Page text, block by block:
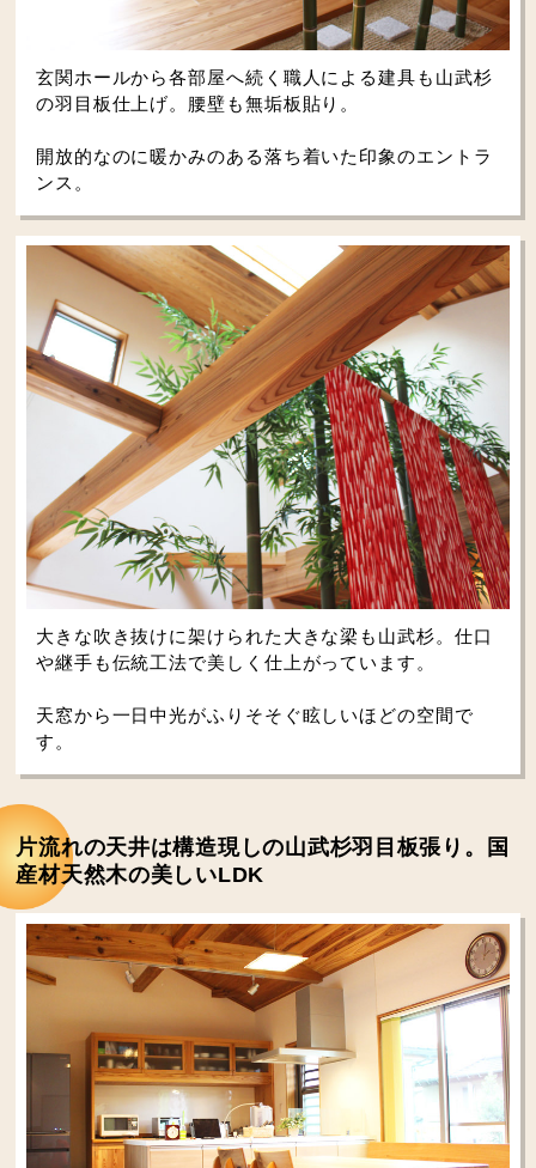
玄関ホールから各部屋へ続く職人による建具も山武杉
の羽目板仕上げ。腰壁も無垢板貼り。
開放的なのに暖かみのある落ち着いた印象のエントラ
ンス。
大きな吹き抜けに架けられた大きな梁も山武杉。仕口
や継手も伝統工法で美しく仕上がっています。
天窓から一日中光がふりそそぐ眩しいほどの空間で
す。
片流れの天井は構造現しの山武杉羽目板張り。国
産材天然木の美しいLDK